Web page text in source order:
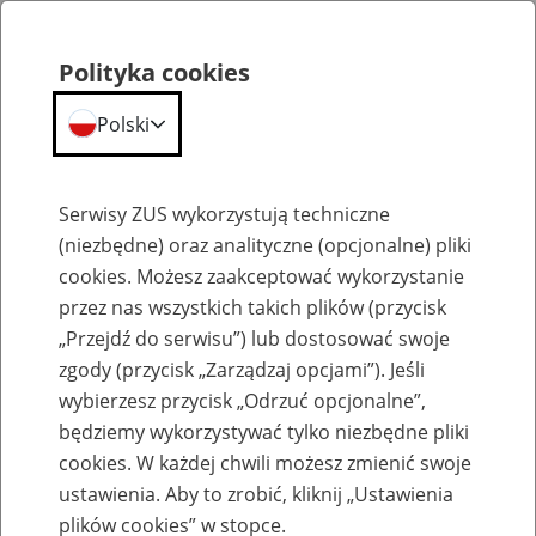
Szkolenia
Zaproś ZUS do siebie: Aktywni 50+
Polityka cookies
Polski
Serwisy ZUS wykorzystują techniczne
(niezbędne) oraz analityczne (opcjonalne) pliki
cookies. Możesz zaakceptować wykorzystanie
przez nas wszystkich takich plików (przycisk
„Przejdź do serwisu”) lub dostosować swoje
zgody (przycisk „Zarządzaj opcjami”). Jeśli
wybierzesz przycisk „Odrzuć opcjonalne”,
będziemy wykorzystywać tylko niezbędne pliki
cookies. W każdej chwili możesz zmienić swoje
ustawienia. Aby to zrobić, kliknij „Ustawienia
plików cookies” w stopce.